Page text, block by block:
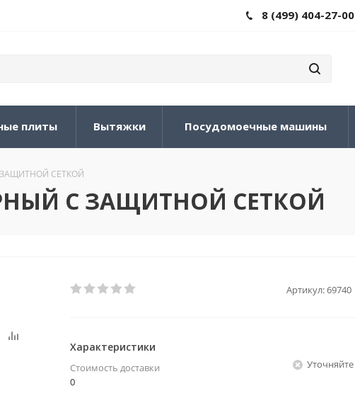
8 (499) 404-27-00
плиты Вытяжки Посудомоечные машины
ЗАЩИТНОЙ СЕТКОЙ
С ЗАЩИТНОЙ СЕТКОЙ
Артикул:69740
Характеристики
Стоимость доставки
0
Уточняйте